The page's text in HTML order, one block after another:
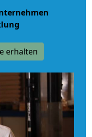
erhalten